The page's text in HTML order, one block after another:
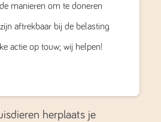
manieren om te doneren
aftrekbaar bij de belasting
actie op touw; wij helpen!
herplaats je